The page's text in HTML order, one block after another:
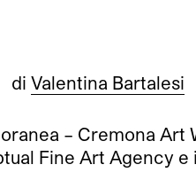
di Valentina Bartalesi
– Cremona Art
Fine Art Agency e